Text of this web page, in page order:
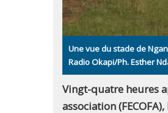
Une vue du stade de
Radio Okapi/Ph. Esther
Vingt-quatre heures
association